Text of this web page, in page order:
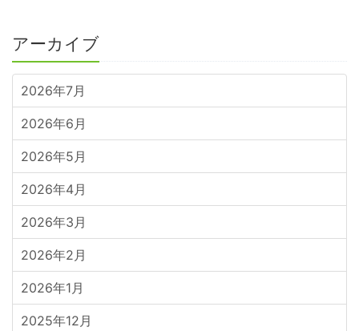
アーカイブ
2026年7月
2026年6月
2026年5月
2026年4月
2026年3月
2026年2月
2026年1月
2025年12月